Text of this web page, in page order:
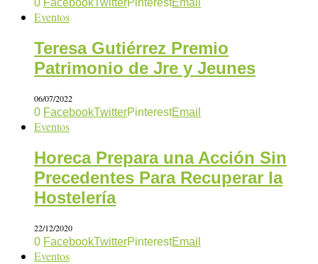
0 FacebookTwitterPinterestEmail
Eventos
Teresa Gutiérrez Premio
Patrimonio de Jre y Jeunes
06/07/2022
0 FacebookTwitterPinterestEmail
Eventos
Horeca Prepara una Acción Sin
Precedentes Para Recuperar la
Hostelería
22/12/2020
0 FacebookTwitterPinterestEmail
Eventos